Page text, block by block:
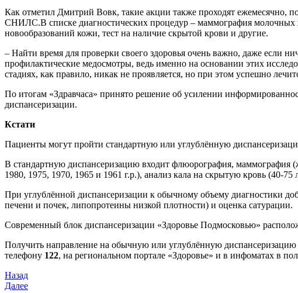
Как отметил Дмитрий Вовк, такие акции также проходят
СНИЛС.В списке диагностических процедур – маммография
новообразований кожи, тест на наличие скрытой крови и другие.
– Найти время для проверки своего здоровья очень важно, даже если
профилактические медосмотры, ведь именно на основании этих
стадиях, как правило, никак не проявляется, но при этом успешно
По итогам «Здравчаса» принято решение об усилении
диспансеризации.
Кстати
Пациенты могут пройти стандартную или углублённую
В стандартную диспансеризацию входит флюорография,
1980, 1975, 1970, 1965 и 1961 г.р.), анализ кала на скрытую кровь (40-75
При углублённой диспансеризации к обычному объему диагностики
печени и почек, липопротеины низкой плотности) и оценка сатурации.
Современный блок диспансеризации «Здоровье Подмосковью»
Получить направление на обычную или углублённую диспансеризацию
телефону 122, на региональном портале «Здоровье» и в инфоматах в
Назад
Далее